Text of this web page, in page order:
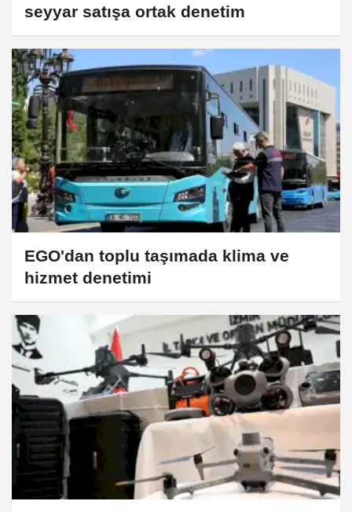
seyyar satışa ortak denetim
EGO'dan toplu taşımada klima ve
hizmet denetimi